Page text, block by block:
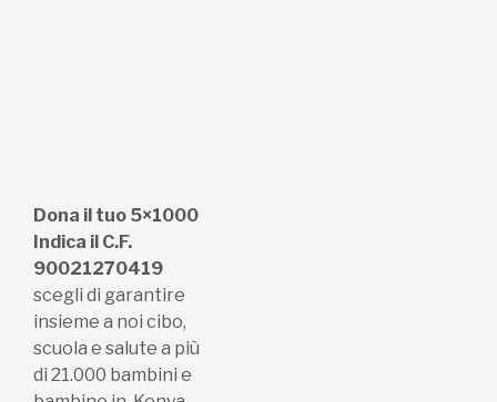
Dona il tuo 5×1000
Indica il C.F.
90021270419
scegli di garantire
insieme a noi cibo,
scuola e salute a più
di 21.000 bambini e